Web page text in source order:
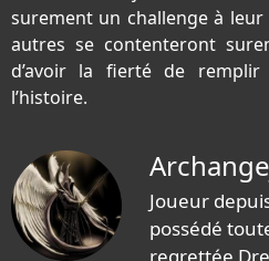
surement un challenge à
autres se contenteront
d’avoir la fierté de
l’histoire.
Joueur
possédé